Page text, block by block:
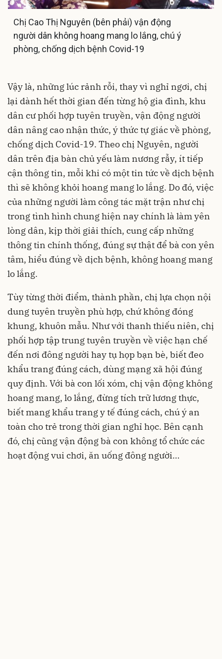
Chị Cao Thị Nguyên (bên phải) vận động
người dân không hoang mang lo lắng, chú ý
phòng, chống dịch bệnh Covid-19
Vậy là, những lúc rảnh rỗi, thay vì nghỉ ngơi, chị
lại dành hết thời gian đến từng hộ gia đình, khu
dân cư phối hợp tuyên truyền, vận động người
dân nâng cao nhận thức, ý thức tự giác về phòng,
chống dịch Covid-19. Theo chị Nguyên, người
dân trên địa bàn chủ yếu làm nương rẫy, ít tiếp
cận thông tin, mỗi khi có một tin tức về dịch bệnh
thì sẽ không khỏi hoang mang lo lắng. Do đó, việc
của những người làm công tác mặt trận như chị
trong tình hình chung hiện nay chính là làm yên
lòng dân, kịp thời giải thích, cung cấp những
thông tin chính thống, đúng sự thật để bà con yên
tâm, hiểu đúng về dịch bệnh, không hoang mang
lo lắng.
Tùy từng thời điểm, thành phần, chị lựa chọn nội
dung tuyên truyền phù hợp, chứ không đóng
khung, khuôn mẫu. Như với thanh thiếu niên, chị
phối hợp tập trung tuyên truyền về việc hạn chế
đến nơi đông người hay tụ họp bạn bè, biết đeo
khẩu trang đúng cách, dùng mạng xã hội đúng
quy định. Với bà con lối xóm, chị vận động không
hoang mang, lo lắng, đừng tích trữ lương thực,
biết mang khẩu trang y tế đúng cách, chú ý an
toàn cho trẻ trong thời gian nghỉ học. Bên cạnh
đó, chị cũng vận động bà con không tổ chức các
hoạt động vui chơi, ăn uống đông người…